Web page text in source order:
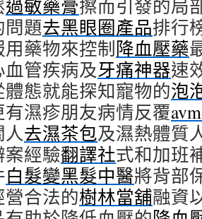
過敏藥膏擦而引發的局
問題去黑眼圈產品排行
藥物來控制降血壓藥
管疾病及牙痛神器速
態就能探知寵物的泡
濕疹朋友病情反覆
人去濕茶包及濕熱體質
案經驗翻譯社式和加班
白髮變黑髮中醫將背部
合法的樹林當舖融資